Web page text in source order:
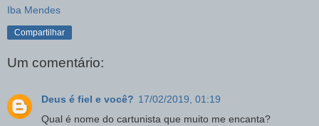
Iba Mendes
Compartilhar
Um comentário:
Deus é fiel e você? 17/02/2019, 01:19
Qual é nome do cartunista que muito me encanta?